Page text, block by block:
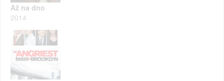
Až na dno
2014